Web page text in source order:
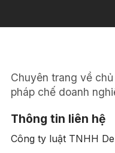
Chuyên trang về
pháp chế doanh
Thông tin liên hệ
Công ty luật TNHH